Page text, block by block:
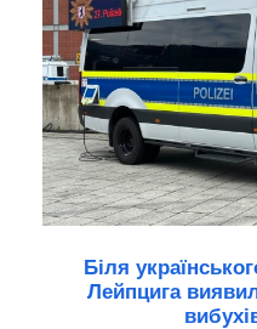
Біля
Лейпцига